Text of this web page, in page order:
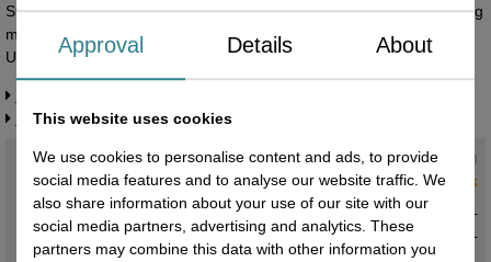
Standaardje transparant afmeting bodemmaat breed 35x90 mm lang
met sleufdikte 2mm voor prijskaartjes. Per zakje van 20 stuks.
Universeelstandaardje, kaarthoudertje.
Related products
Current status :
1 in stock
€ 14,80 excl. VAT
€ 17,91
incl. VAT
Approval Details About
This website uses cookies
We use cookies to personalise content and ads, to provide
social media features and to analyse our website traffic. We
also share information about your use of our site with our
social media partners, advertising and analytics. These
partners may combine this data with other information you